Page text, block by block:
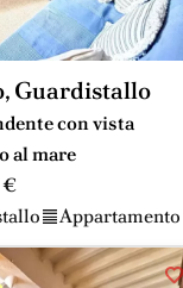
Guardistallo
con vista
al mare
€
Appartamento